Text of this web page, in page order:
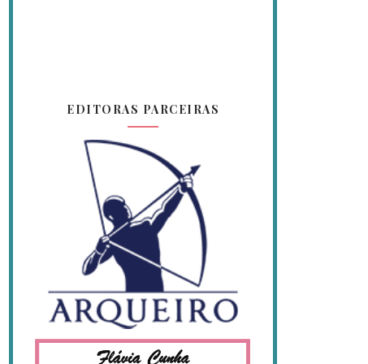
EDITORAS PARCEIRAS